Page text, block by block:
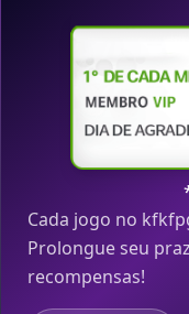
Cada jogo no
Prolongue seu
recompensas!